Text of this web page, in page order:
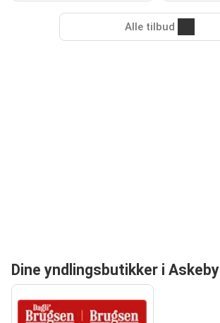
Alle tilbud
Dine yndlingsbutikker i Askeby